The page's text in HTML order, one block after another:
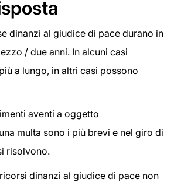
dinanzi al giudice di pace durano in
/ due anni. In alcuni casi
a lungo, in altri casi possono
aventi a oggetto
multa sono i più brevi e nel giro di
risolvono.
dinanzi al giudice di pace non